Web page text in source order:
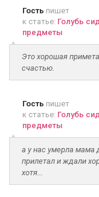
Гость пишет
к статье: Голубь
предметы
Это хорошая
счастью.
Гость пишет
к статье: Голубь
предметы
а у нас умерла мама
прилетал и ждали
хотя...